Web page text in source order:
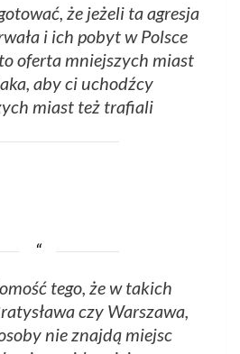
że jeżeli ta agresja
i ich pobyt w Polsce
oferta mniejszych miast
aby ci uchodźcy
miast też trafiali
tego, że w takich
czy Warszawa,
nie znajdą miejsc